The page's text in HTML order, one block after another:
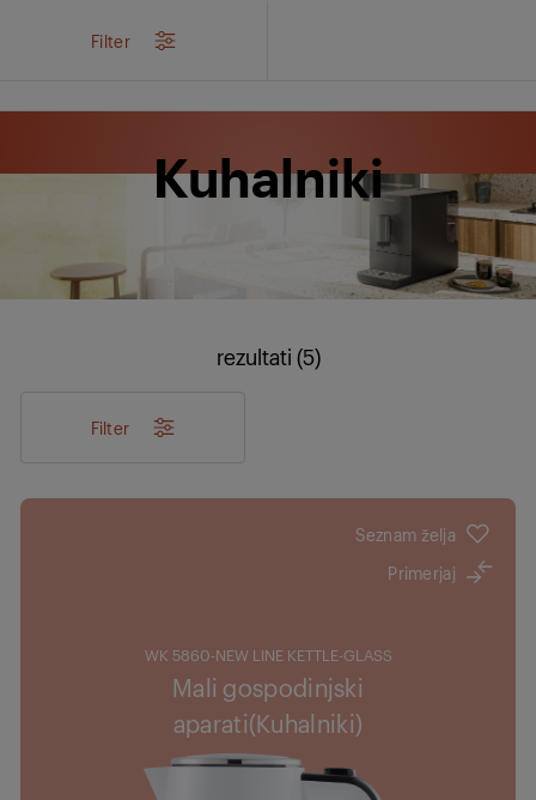
Kuhalniki
rezultati (5)
Filter
Seznam želja
Primerjaj
WK 5860-NEW LINE KETTLE-GLASS
Mali gospodinjski
aparati(Kuhalniki)
Filter